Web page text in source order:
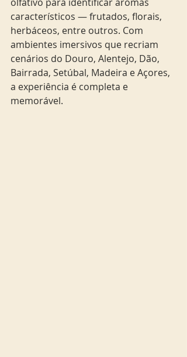
característicos — frutados, florais,
herbáceos, entre outros. Com
ambientes imersivos que recriam
cenários do Douro, Alentejo, Dão,
Bairrada, Setúbal, Madeira e Açores,
a experiência é completa e
memorável.